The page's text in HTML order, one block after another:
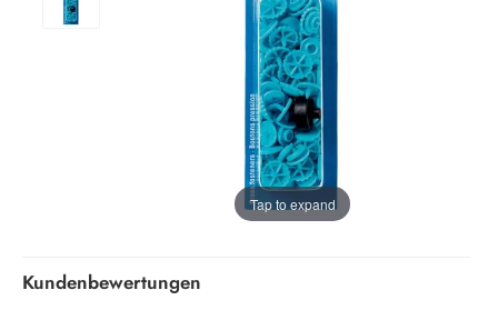
Tap to expand
Kundenbewertungen